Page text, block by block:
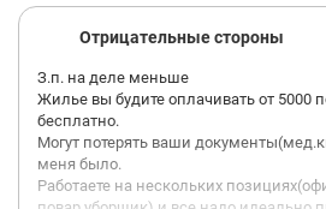
Отрицательные стороны
З.п. на деле меньше
Жилье вы будите оплачивать от 5000
бесплатно.
Могут потерять ваши
меня было.
Работаете на нескольких